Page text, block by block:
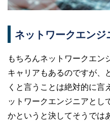
ネットワークエン
もちろんネットワークエン
キャリアもあるのですが、
くと言うことは絶対的に
ットワークエンジニアとし
かというと決してそうでは